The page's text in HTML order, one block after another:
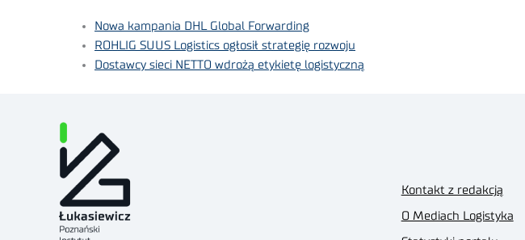
Nowa kampania DHL Global Forwarding
ROHLIG SUUS Logistics ogłosił strategię rozwoju
Dostawcy sieci NETTO wdrożą etykietę logistyczną
Kontakt z redakcją
O Mediach Logistyka